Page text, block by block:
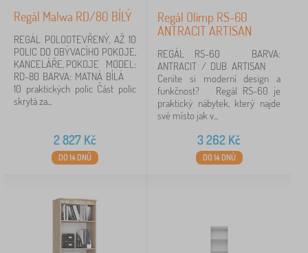
Regál Malwa RD/80 BÍLÝ
REGÁL POLOOTEVŘENÝ, AŽ 10
POLIC DO OBÝVACÍHO POKOJE,
KANCELÁŘE, POKOJE MODEL:
RD-80 BARVA: MATNÁ BÍLÁ
10 praktických polic Část polic
skrytá za...
2 827 Kč
DO 14 DNŮ
Regál Olimp RS-60
ANTRACIT ARTISAN
REGÁL RS-60 BARVA:
ANTRACIT / DUB ARTISAN
Ceníte si moderní design a
funkčnost? Regál RS-60 je
praktický nábytek, který najde
své místo jak v...
3 262 Kč
DO 14 DNŮ